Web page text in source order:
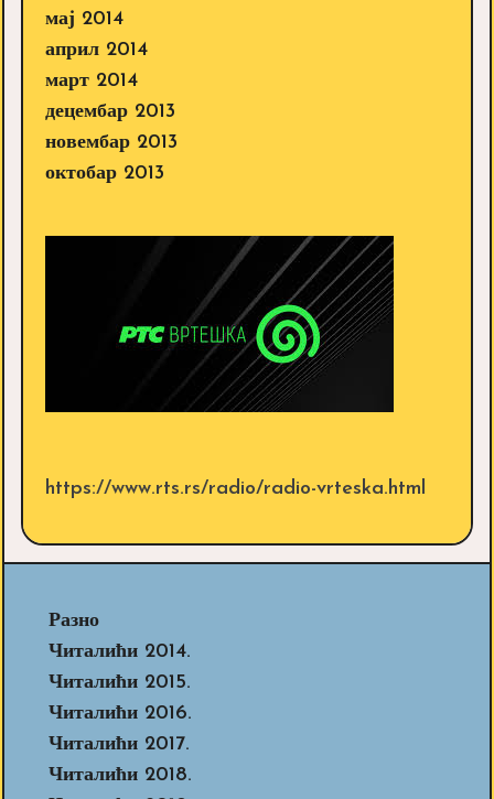
мај 2014
април 2014
март 2014
децембар 2013
новембар 2013
октобар 2013
https://www.rts.rs/radio/radio-vrteska.html
Разно
Читалићи 2014.
Читалићи 2015.
Читалићи 2016.
Читалићи 2017.
Читалићи 2018.